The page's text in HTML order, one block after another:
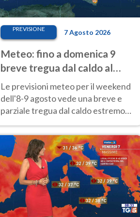
PREVISIONE 7 Agosto 2026
Meteo: fino a domenica 9
breve tregua dal caldo al
Nord! Altrove calura e afa
Le previsioni meteo per il weekend
dell'8-9 agosto vede una breve e
parziale tregua dal caldo estremo
40 gradi.